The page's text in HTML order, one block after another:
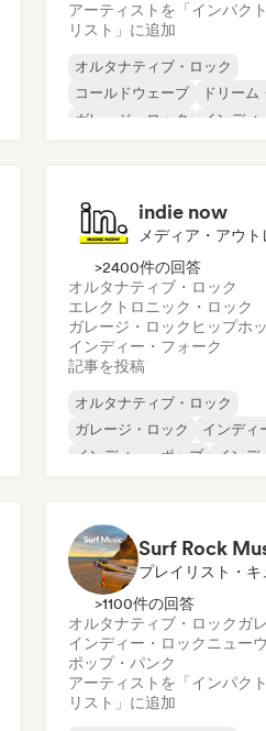
アーティストを「インパク
リスト」に追加
オルタナティブ・ロック
コールドウェーブ
ドリーム
ガレージ・ロック
インデ
indie now
>2400件の回答
オルタナティブ・ロック
エレクトロニック・ロック
ガレージ・ロック ヒップホ
インディー・フォーク
記事を投稿
オルタナティブ・ロック
ガレージ・ロック
インディ
インディー・ポップ
イン
プレイリスト・キ
>1100件の回答
オルタナティブ・ロックガ
インディー・ロック ニュー
ポップ・パンク
アーティストを「インパク
リスト」に追加